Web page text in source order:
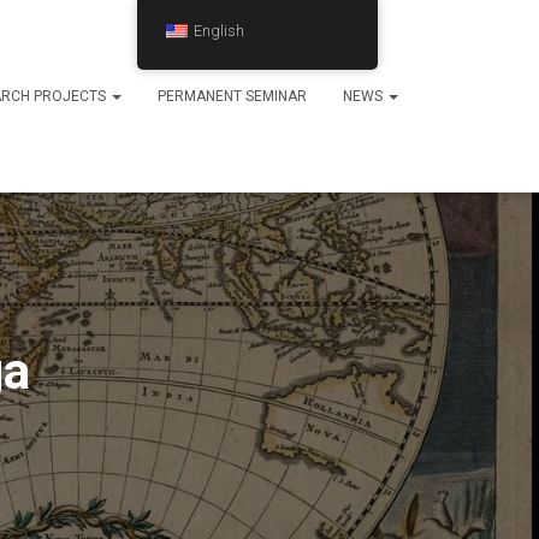
PROJECTS PERMANENT SEMINAR NEWS
English